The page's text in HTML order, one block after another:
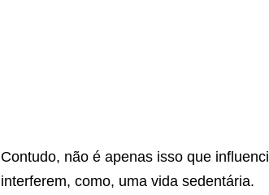
Contudo, não é apenas isso que
interferem, como, uma vida sedentária.